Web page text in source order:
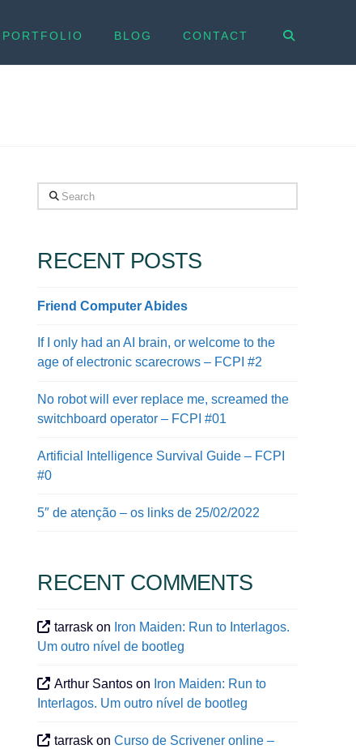
PORTFOLIO BLOG CONTACT
Search
RECENT POSTS
Friend Computer Abides
If I only had an AI brain, or welcome to the
age of electronic scarecrows – FCPI #2
No robot will ever replace me, screamed the
switchboard operator – FCPI #01
Artificial Intelligence Survival Guide – FCPI
#0
5″ de atenção – os links de 25/02/2022
RECENT COMMENTS
tarrask on Iron Maiden: Run to Interlagos.
Um outro nível de bootleg
Arthur Santos on Iron Maiden: Run to
Interlagos. Um outro nível de bootleg
tarrask onCurso de Scrivener online –